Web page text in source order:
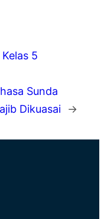
5
Sunda
Dikuasai
→